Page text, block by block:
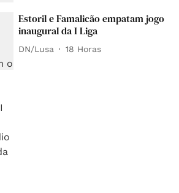
Estoril e Famalicão empatam jogo
inaugural da I Liga
DN/Lusa 18 Horas